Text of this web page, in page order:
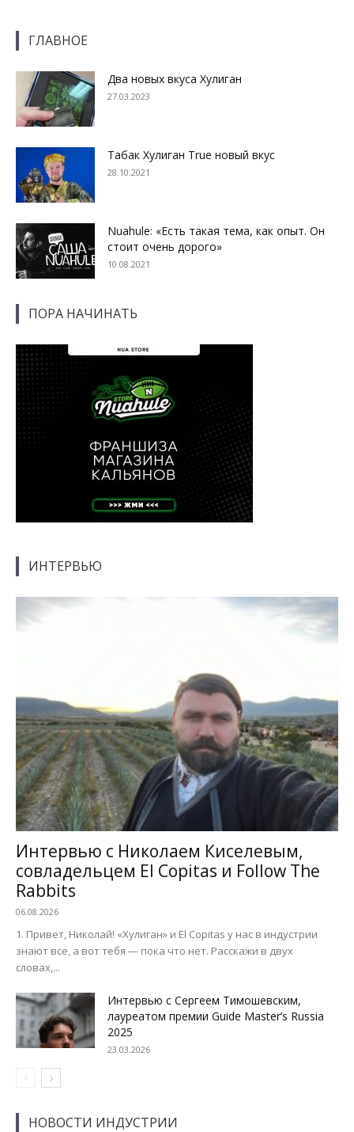
ГЛАВНОЕ
Два новых вкуса Хулиган
27.03.2023
Табак Хулиган True новый вкус
28.10.2021
Nuahule: «Есть такая тема, как опыт. Он
стоит очень дорого»
10.08.2021
ПОРА НАЧИНАТЬ
ИНТЕРВЬЮ
Интервью с Николаем Киселевым,
совладельцем El Copitas и Follow The
Rabbits
06.08.2026
1. Привет, Николай! «Хулиган» и El Copitas у нас в индустрии
знают все, а вот тебя — пока что нет. Расскажи в двух
словах,...
Интервью с Сергеем Тимошевским,
лауреатом премии Guide Master’s Russia
2025
23.03.2026
НОВОСТИ ИНДУСТРИИ